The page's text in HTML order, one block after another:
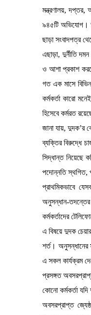
মন্ত্রণালয়,
৯৪৫টি অভিযোগ।
ছাড়া সংবাদপত্র
এছাড়া, দুর্নীতি
ও আশা প্রকাশ
গত এক মাসে
কর্মকর্তা কারো
হিসেবে কর্মরত
জানা যায়, দুদক’র
ব্যক্তির বিরুদ্ধে
সিদ্ধান্ত নিয়েছে
পদোন্নতি স্থগিত,
প্রাথমিকভাবে
অনুসন্ধান-তদন্তের
কর্মকর্তাদের
এ বিষয়ে দুদক
শর্ত। অনুসন্ধানের
এ সকল কার্যক্রম
প্রসঙ্গত
কোনো কর্মকর্তা
অবসরপ্রাপ্ত